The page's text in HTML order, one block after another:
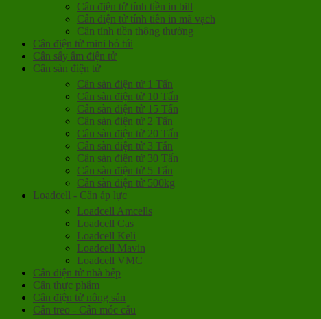
Cân điện tử tính tiền in bill
Cân điện tử tính tiền in mã vạch
Cân tính tiền thông thường
Cân điện tử mini bỏ túi
Cân sấy ẩm điện tử
Cân sàn điện tử
Cân sàn điện tử 1 Tấn
Cân sàn điện tử 10 Tấn
Cân sàn điện tử 15 Tấn
Cân sàn điện tử 2 Tấn
Cân sàn điện tử 20 Tấn
Cân sàn điện tử 3 Tấn
Cân sàn điện tử 30 Tấn
Cân sàn điện tử 5 Tấn
Cân sàn điện tử 500kg
Loadcell - Cân áp lực
Loadcell Amcells
Loadcell Cas
Loadcell Keli
Loadcell Mavin
Loadcell VMC
Cân điện tử nhà bếp
Cân thực phẩm
Cân điện tử nông sản
Cân treo - Cân móc cẩu